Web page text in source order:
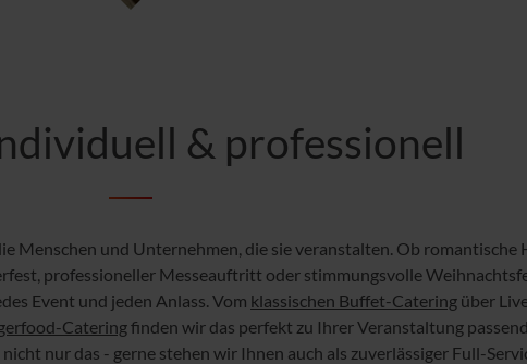
& professionell
Menschen und Unternehmen, die sie veranstalten. Ob romantische
professioneller Messeauftritt oder stimmungsvolle
Event und jeden Anlass. Vom klassischen Buffet-Catering über
Cateringfinden wir das perfekt zu Ihrer Veranstaltung
nur das - gerne stehen wir Ihnen auch als zuverlässiger Full-